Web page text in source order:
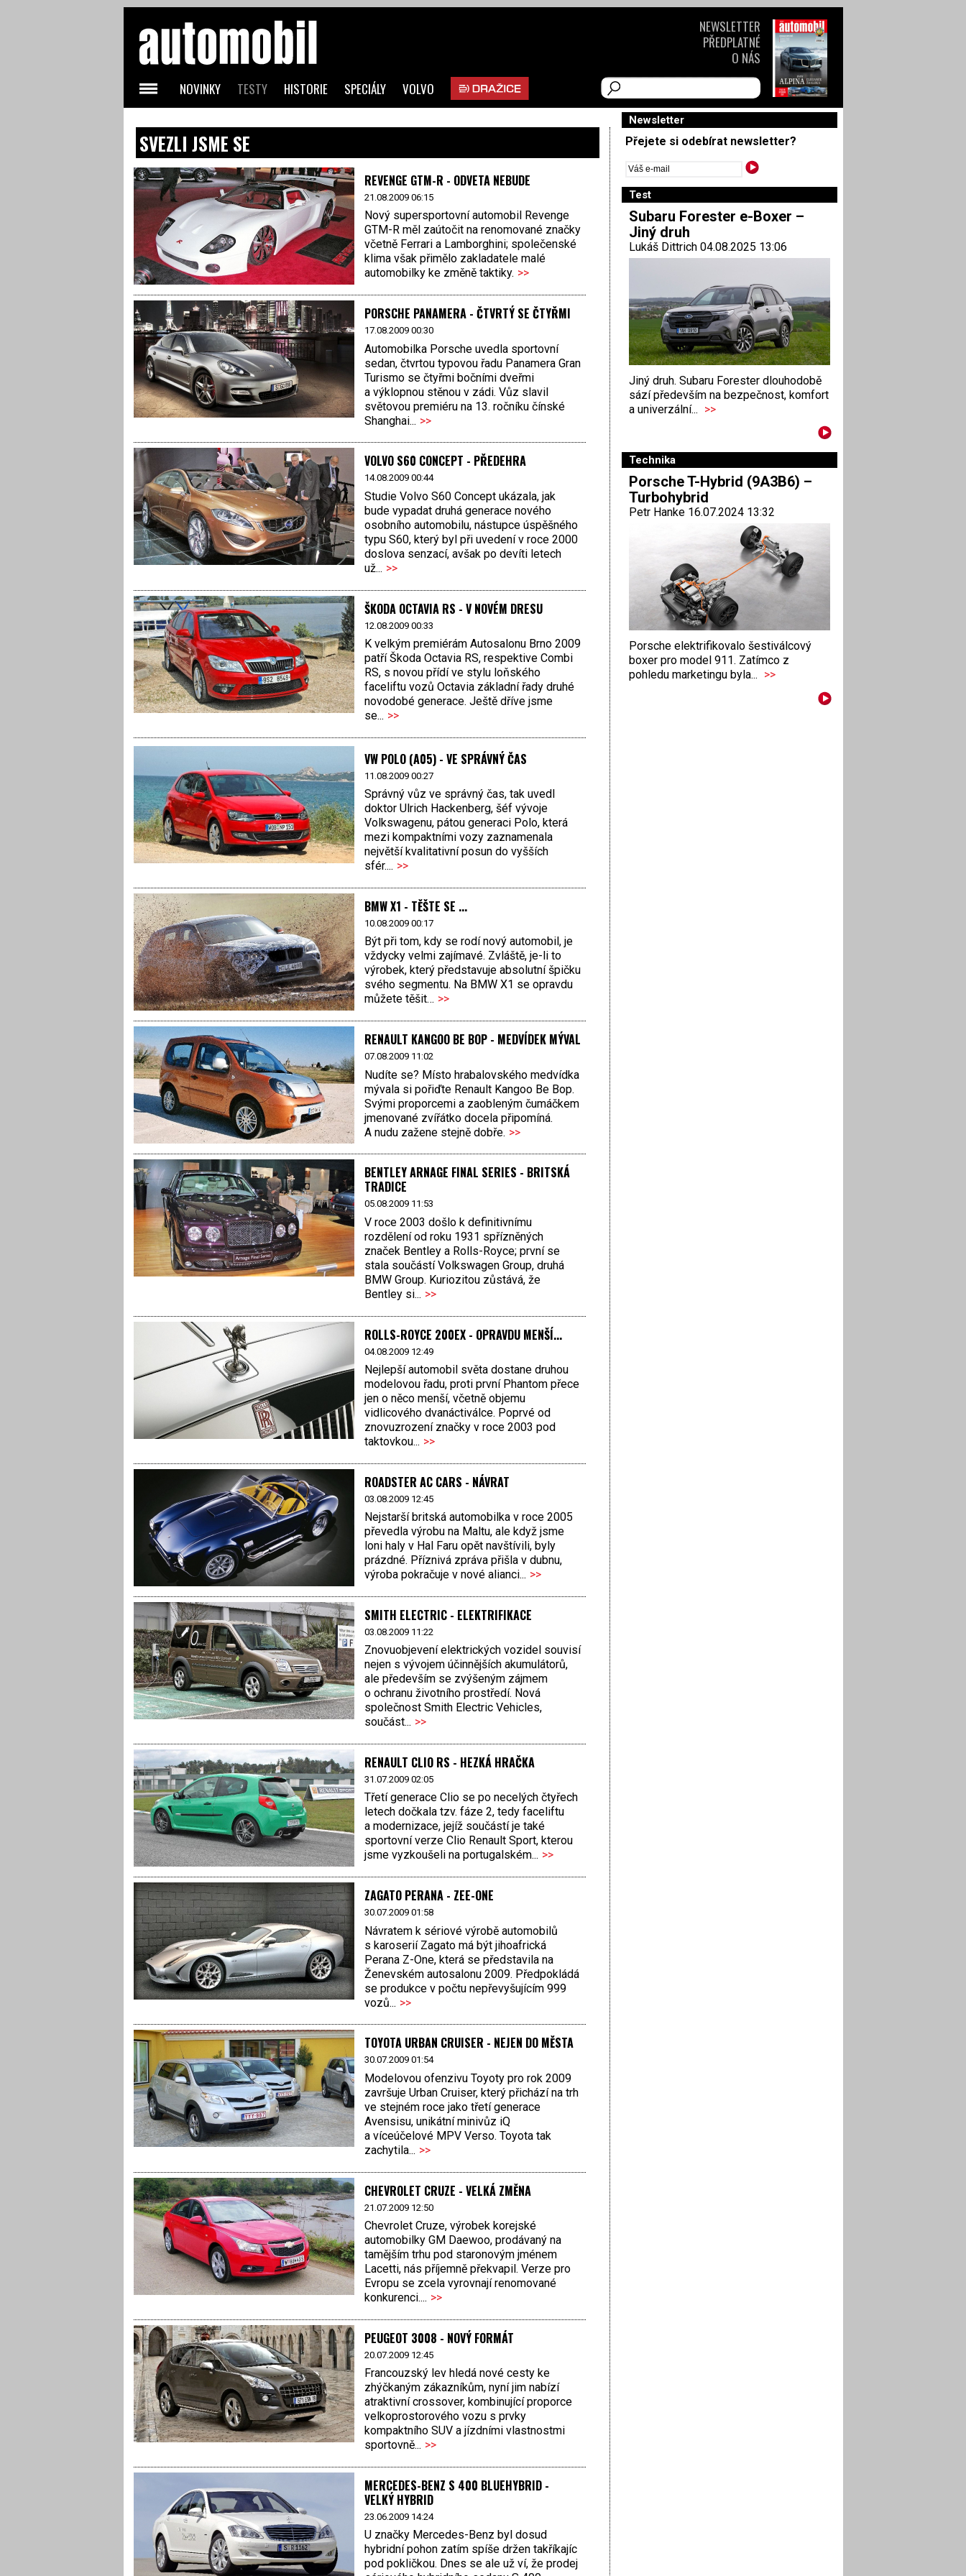
SVEZLI JSME SE
REVENGE GTM-R - ODVETA NEBUDE
21.08.2009 06:15
Nový supersportovní automobil Revenge
GTM-R měl zaútočit na renomované značky
včetně Ferrari a Lamborghini; společenské
klima však přimělo zakladatele malé
automobilky ke změně taktiky. >>
PORSCHE PANAMERA - ČTVRTÝ SE ČTYŘMI
17.08.2009 00:30
Automobilka Porsche uvedla sportovní
sedan, čtvrtou typovou řadu Panamera Gran
Turismo se čtyřmi bočními dveřmi
a výklopnou stěnou v zádi. Vůz slavil
světovou premiéru na 13. ročníku čínské
Shanghai... >>
VOLVO S60 CONCEPT - PŘEDEHRA
14.08.2009 00:44
Studie Volvo S60 Concept ukázala, jak
bude vypadat druhá generace nového
osobního automobilu, nástupce úspěšného
typu S60, který byl při uvedení v roce 2000
doslova senzací, avšak po devíti letech
už... >>
ŠKODA OCTAVIA RS - V NOVÉM DRESU
12.08.2009 00:33
K velkým premiérám Autosalonu Brno 2009
patří Škoda Octavia RS, respektive Combi
RS, s novou přídí ve stylu loňského
faceliftu vozů Octavia základní řady druhé
novodobé generace. Ještě dříve jsme
se... >>
VW POLO (A05) - VE SPRÁVNÝ ČAS
11.08.2009 00:27
Správný vůz ve správný čas, tak uvedl
doktor Ulrich Hackenberg, šéf vývoje
Volkswagenu, pátou generaci Polo, která
mezi kompaktními vozy zaznamenala
největší kvalitativní posun do vyšších
sfér.... >>
BMW X1 - TĚŠTE SE ...
10.08.2009 00:17
Být při tom, kdy se rodí nový automobil, je
vždycky velmi zajímavé. Zvláště, je-li to
výrobek, který představuje absolutní špičku
svého segmentu. Na BMW X1 se opravdu
můžete těšit… >>
RENAULT KANGOO BE BOP - MEDVÍDEK MÝVAL
07.08.2009 11:02
Nudíte se? Místo hrabalovského medvídka
mývala si pořiďte Renault Kangoo Be Bop.
Svými proporcemi a zaobleným čumáčkem
jmenované zvířátko docela připomíná.
A nudu zažene stejně dobře. >>
BENTLEY ARNAGE FINAL SERIES - BRITSKÁ
TRADICE
05.08.2009 11:53
V roce 2003 došlo k definitivnímu
rozdělení od roku 1931 spřízněných
značek Bentley a Rolls-Royce; první se
stala součástí Volkswagen Group, druhá
BMW Group. Kuriozitou zůstává, že
Bentley si... >>
ROLLS-ROYCE 200EX - OPRAVDU MENŠÍ...
04.08.2009 12:49
Nejlepší automobil světa dostane druhou
modelovou řadu, proti první Phantom přece
jen o něco menší, včetně objemu
vidlicového dvanáctiválce. Poprvé od
znovuzrození značky v roce 2003 pod
taktovkou... >>
ROADSTER AC CARS - NÁVRAT
03.08.2009 12:45
Nejstarší britská automobilka v roce 2005
převedla výrobu na Maltu, ale když jsme
loni haly v Hal Faru opět navštívili, byly
prázdné. Příznivá zpráva přišla v dubnu,
výroba pokračuje v nové alianci... >>
SMITH ELECTRIC - ELEKTRIFIKACE
03.08.2009 11:22
Znovuobjevení elektrických vozidel souvisí
nejen s vývojem účinnějších akumulátorů,
ale především se zvýšeným zájmem
o ochranu životního prostředí. Nová
společnost Smith Electric Vehicles,
součást... >>
RENAULT CLIO RS - HEZKÁ HRAČKA
31.07.2009 02:05
Třetí generace Clio se po necelých čtyřech
letech dočkala tzv. fáze 2, tedy faceliftu
a modernizace, jejíž součástí je také
sportovní verze Clio Renault Sport, kterou
jsme vyzkoušeli na portugalském... >>
ZAGATO PERANA - ZEE-ONE
30.07.2009 01:58
Návratem k sériové výrobě automobilů
s karoserií Zagato má být jihoafrická
Perana Z-One, která se představila na
Ženevském autosalonu 2009. Předpokládá
se produkce v počtu nepřevyšu­jícím 999
vozů... >>
TOYOTA URBAN CRUISER - NEJEN DO MĚSTA
30.07.2009 01:54
Modelovou ofenzivu Toyoty pro rok 2009
završuje Urban Cruiser, který přichází na trh
ve stejném roce jako třetí generace
Avensisu, unikátní minivůz iQ
a víceúčelové MPV Verso. Toyota tak
zachytila... >>
CHEVROLET CRUZE - VELKÁ ZMĚNA
21.07.2009 12:50
Chevrolet Cruze, výrobek korejské
automobilky GM Daewoo, prodávaný na
tamějším trhu pod staronovým jménem
Lacetti, nás příjemně překvapil. Verze pro
Evropu se zcela vyrovnají renomované
konkurenci.... >>
PEUGEOT 3008 - NOVÝ FORMÁT
20.07.2009 12:45
Francouzský lev hledá nové cesty ke
zhýčkaným zákazníkům, nyní jim nabízí
atraktivní crossover, kombinující proporce
velkoprostorového vozu s prvky
kompaktního SUV a jízdními vlastnostmi
sportovně... >>
MERCEDES-BENZ S 400 BLUEHYBRID -
VELKÝ HYBRID
23.06.2009 14:24
U značky Mercedes-Benz byl dosud
hybridní pohon zatím spíše držen takříkajíc
pod pokličkou. Dnes se ale už ví, že prodej
Newsletter
Přejete si odebírat newsletter?
Test
Subaru Forester e-Boxer –
Jiný druh
Lukáš Dittrich 04.08.2025 13:06
Jiný druh. Subaru Forester dlouhodobě
sází především na bezpečnost, komfort
a univerzální... >>
Technika
Porsche T-Hybrid (9A3B6) –
Turbohybrid
Petr Hanke 16.07.2024 13:32
Porsche elektrifikovalo šestiválcový
boxer pro model 911. Zatímco z
pohledu marketingu byla... >>
NOVINKY TESTY HISTORIE SPECIÁLY VOLVO
NEWSLETTER
PŘEDPLATNÉ
O NÁS